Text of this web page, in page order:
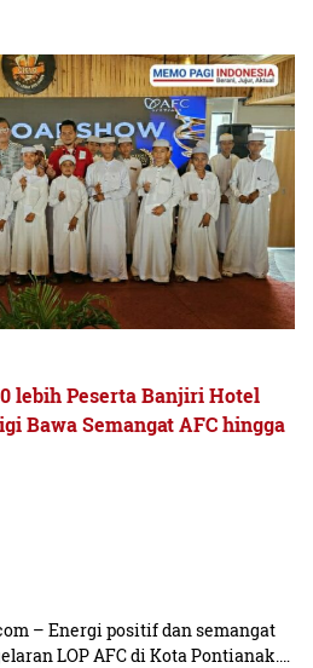
lebih Peserta Banjiri Hotel
Bawa Semangat AFC hingga
– Energi positif dan semangat
LOP AFC di Kota Pontianak.…